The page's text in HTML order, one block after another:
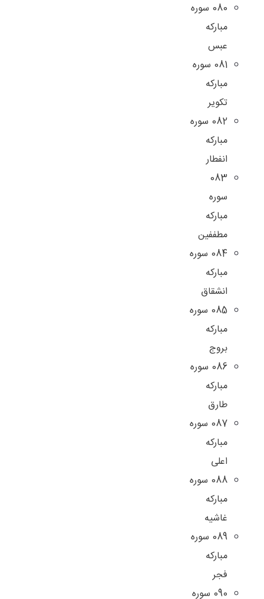
080 سوره
مبارکه
عبس
081 سوره
مبارکه
تکویر
082 سوره
مبارکه
انفطار
083
سوره
مبارکه
مطففین
084 سوره
مبارکه
انشقاق
085 سوره
مبارکه
بروج
086 سوره
مبارکه
طارق
087 سوره
مبارکه
اعلی
088 سوره
مبارکه
غاشیه
089 سوره
مبارکه
فجر
090 سوره